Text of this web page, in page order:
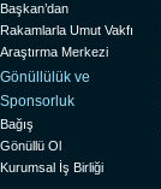
Başkan’dan
Rakamlarla Umut Vakfı
Araştırma Merkezi
Gönüllülük ve
Sponsorluk
Bağış
Gönüllü Ol
Kurumsal İş Birliği